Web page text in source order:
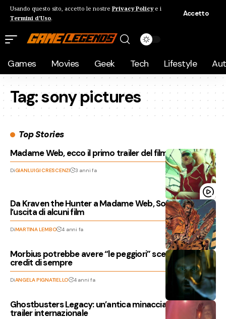
Usando questo sito, accetto le nostre Privacy Policye i
Termini d'Uso.
Accetto
Games Movies Geek Tech Lifestyle
Tag:sony pictures
Top Stories
Madame Web, ecco il primo trailer del film
DiGIANLUIGI CRESCENZI 3 anni fa
Da Kraven the Hunter a Madame Web, Sony posticipa
l’uscita di alcuni film
DiMARTINA LEMBO 4 anni fa
Morbius potrebbe avere “le peggiori” scene post-
credit di sempre
DiANGELA PIGNATIELLO 4 anni fa
Ghostbusters Legacy: un’antica minaccia torna nel
trailer internazionale